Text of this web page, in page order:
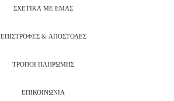
ΣΧΕΤΙΚΑ ΜΕ ΕΜΑΣ
ΕΠΙΣΤΡΟΦΕΣ & ΑΠΟΣΤΟΛΕΣ
ΤΡΟΠΟΙ ΠΛΗΡΩΜΗΣ
ΕΠΙΚΟΙΝΩΝΙΑ